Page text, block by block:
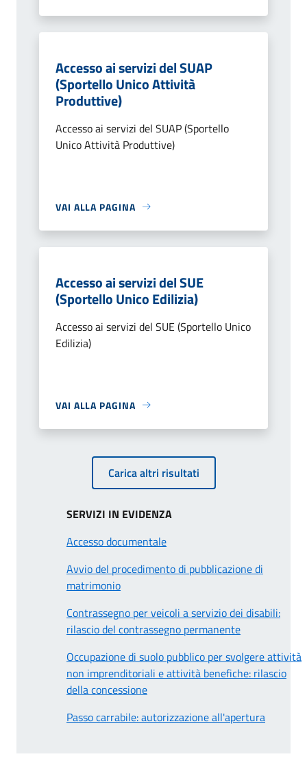
Accesso ai servizi del SUAP
(Sportello Unico Attività
Produttive)
Accesso ai servizi del SUAP (Sportello
Unico Attività Produttive)
VAI ALLA PAGINA
Accesso ai servizi del SUE
(Sportello Unico Edilizia)
Accesso ai servizi del SUE (Sportello Unico
Edilizia)
VAI ALLA PAGINA
Carica altri risultati
SERVIZI IN EVIDENZA
Accesso documentale
Avvio del procedimento di pubblicazione di
matrimonio
Contrassegno per veicoli a servizio dei disabili:
rilascio del contrassegno permanente
Occupazione di suolo pubblico per svolgere attività
non imprenditoriali e attività benefiche: rilascio
della concessione
Passo carrabile: autorizzazione all'apertura